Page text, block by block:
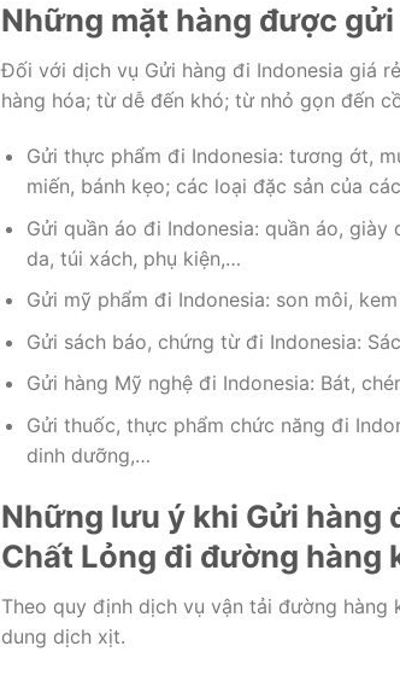
Những mặt hàng được
Đối với dịch vụ Gửi hàng đi Indonesia giá
hàng hóa; từ dễ đến khó; từ nhỏ gọn đến
Gửi thực phẩm đi Indonesia: tương ớt,
miến, bánh kẹo; các loại đặc sản của
Gửi quần áo đi Indonesia: quần áo,
da, túi xách, phụ kiện,…
Gửi mỹ phẩm đi Indonesia: son môi,
Gửi sách báo, chứng từ đi Indonesia:
Gửi hàng Mỹ nghệ đi Indonesia: Bát,
Gửi thuốc, thực phẩm chức năng đi
dinh dưỡng,…
Những lưu ý khi Gửi hàng
Chất Lỏng đi đường hàng
Theo quy định dịch vụ vận tải đường
dung dịch xịt.